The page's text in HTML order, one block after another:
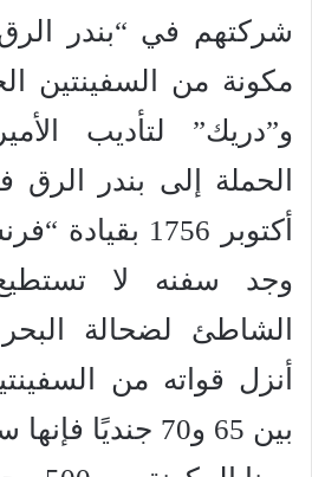
شركتهم في “بندر
مكونة من السفينتين
و”دريك” لتأديب
الحملة إلى بندر
أكتوبر 1756
وجد سفنه لا
الشاطئ لضحالة
أنزل قواته من
بين 65 و70 جنديًا